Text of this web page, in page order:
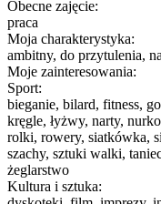
Obecne zajęcie:
praca
Moja charakterystyka:
ambitny, do przytulenia,
Moje zainteresowania:
Sport:
bieganie, bilard, fitness,
kręgle, łyżwy, narty,
rolki, rowery, siatkówka,
szachy, sztuki walki,
żeglarstwo
Kultura i sztuka: